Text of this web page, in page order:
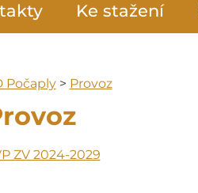
Ke stažení
Počaply> Provoz
ZV 2024-2029